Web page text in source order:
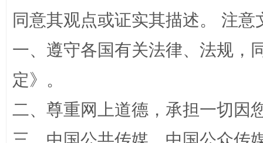
同意其观点或证实其描述。 注
一、遵守各国有关法律、法规，
定》。
二、尊重网上道德，承担一切因